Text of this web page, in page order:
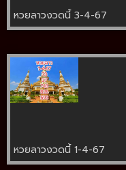
หวยลาวงวดนี้ 3-4-67
หวยลาวงวดนี้ 1-4-67